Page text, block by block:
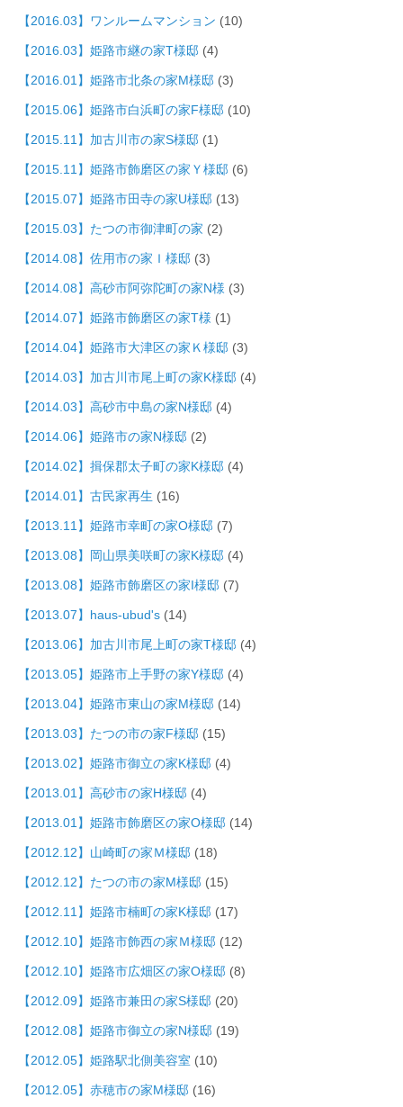
【2016.03】ワンルームマンション (10)
【2016.03】姫路市継の家T様邸 (4)
【2016.01】姫路市北条の家M様邸 (3)
【2015.06】姫路市白浜町の家F様邸 (10)
【2015.11】加古川市の家S様邸 (1)
【2015.11】姫路市飾磨区の家Ｙ様邸 (6)
【2015.07】姫路市田寺の家U様邸 (13)
【2015.03】たつの市御津町の家 (2)
【2014.08】佐用市の家Ｉ様邸 (3)
【2014.08】高砂市阿弥陀町の家N様 (3)
【2014.07】姫路市飾磨区の家T様 (1)
【2014.04】姫路市大津区の家Ｋ様邸 (3)
【2014.03】加古川市尾上町の家K様邸 (4)
【2014.03】高砂市中島の家N様邸 (4)
【2014.06】姫路市の家N様邸 (2)
【2014.02】揖保郡太子町の家K様邸 (4)
【2014.01】古民家再生 (16)
【2013.11】姫路市幸町の家O様邸 (7)
【2013.08】岡山県美咲町の家K様邸 (4)
【2013.08】姫路市飾磨区の家I様邸 (7)
【2013.07】haus-ubud's (14)
【2013.06】加古川市尾上町の家T様邸 (4)
【2013.05】姫路市上手野の家Y様邸 (4)
【2013.04】姫路市東山の家M様邸 (14)
【2013.03】たつの市の家F様邸 (15)
【2013.02】姫路市御立の家K様邸 (4)
【2013.01】高砂市の家H様邸 (4)
【2013.01】姫路市飾磨区の家O様邸 (14)
【2012.12】山崎町の家Ｍ様邸 (18)
【2012.12】たつの市の家M様邸 (15)
【2012.11】姫路市楠町の家K様邸 (17)
【2012.10】姫路市飾西の家Ｍ様邸 (12)
【2012.10】姫路市広畑区の家O様邸 (8)
【2012.09】姫路市兼田の家S様邸 (20)
【2012.08】姫路市御立の家N様邸 (19)
【2012.05】姫路駅北側美容室 (10)
【2012.05】赤穂市の家M様邸 (16)